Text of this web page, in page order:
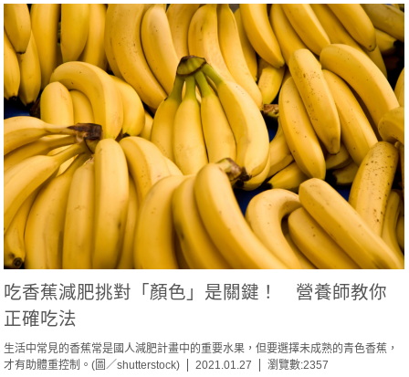
吃香蕉減肥挑對「顏色」是關鍵！ 營養師教你
正確吃法
生活中常見的香蕉常是國人減肥計畫中的重要水果，但要選擇未成熟的青色香蕉，
才有助體重控制。(圖／shutterstock)
2021.01.27 瀏覽數:2357